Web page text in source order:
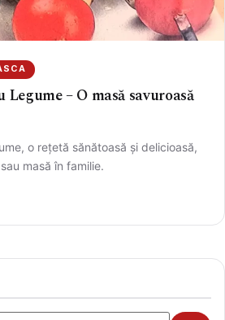
– O masă savuroasă
o rețetă sănătoasă și delicioasă,
masă în familie.